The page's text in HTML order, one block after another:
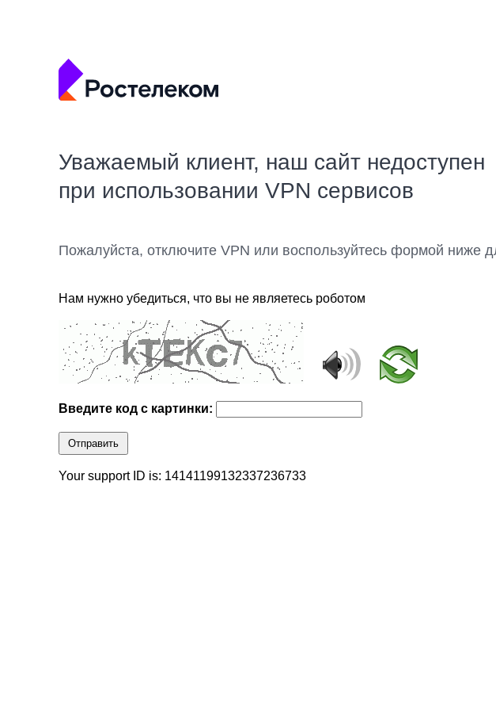
Уважаемый клиент, наш сайт недоступен
при использовании VPN сервисов
Пожалуйста, отключите VPN или воспользуйтесь формой ниже
Нам нужно убедиться, что вы не являетесь роботом
Введите код с картинки:
Отправить
Your support ID is: 14141199132337236733